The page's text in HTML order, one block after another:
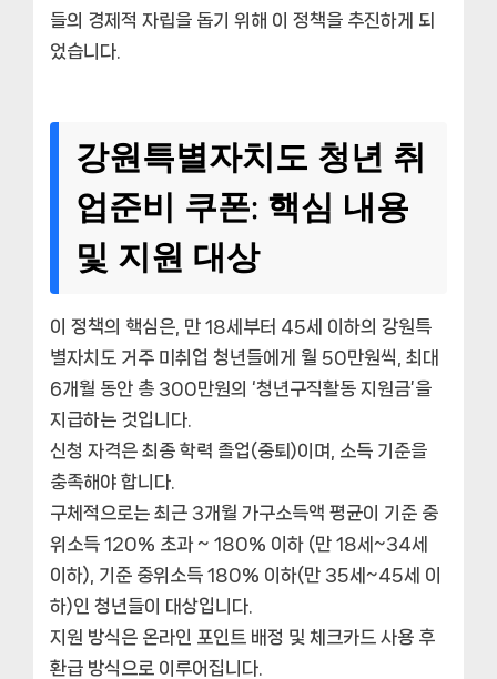
들의 경제적 자립을 돕기 위해 이 정책을 추진하게 되
었습니다.
강원특별자치도 청년 취
업준비 쿠폰: 핵심 내용
및 지원 대상
이 정책의 핵심은, 만 18세부터 45세 이하의 강원특
별자치도 거주 미취업 청년들에게 월 50만원씩, 최대
6개월 동안 총 300만원의 ‘청년구직활동 지원금’을
지급하는 것입니다.
신청 자격은 최종 학력 졸업(중퇴)이며, 소득 기준을
충족해야 합니다.
구체적으로는 최근 3개월 가구소득액 평균이 기준 중
위소득 120% 초과 ~ 180% 이하 (만 18세~34세
이하), 기준 중위소득 180% 이하(만 35세~45세 이
하)인 청년들이 대상입니다.
지원 방식은 온라인 포인트 배정 및 체크카드 사용 후
환급 방식으로 이루어집니다.